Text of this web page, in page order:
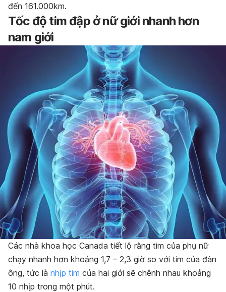
đến 161.000km.
Tốc độ tim đập ở nữ giới nhanh hơn
nam giới
Các nhà khoa học Canada tiết lộ rằng tim của phụ nữ
chạy nhanh hơn khoảng 1,7 – 2,3 giờ so với tim của đàn
ông, tức là nhịp tim của hai giới sẽ chênh nhau khoảng
10 nhịp trong một phút.